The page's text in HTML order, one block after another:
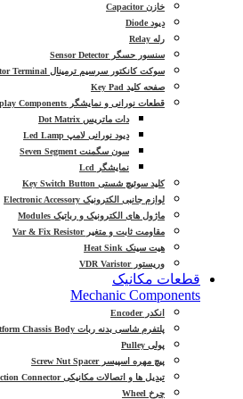
خازن Capacitor
دیود Diode
رله Relay
سنسور حسگر Sensor Detector
سوکت کانکتور سرسیم ترمینال Sucket Connector Terminal
صفحه کلید Key Pad
قطعات نورانی و نمایشگر Light & Display Components
دات ماتریس Dot Matrix
دیود نورانی لامپ Led Lamp
سون سگمنت Seven Segment
نمایشگر Lcd
کلید سوئیچ شستی Key Switch Button
لوازم جانبی الکترونیک Electronic Accessory
ماژول های الکترونیک و رباتیک Modules
مقاومت ثابت و متغیر Var & Fix Resistor
هیت سینک Heat Sink
وریستور VDR Varistor
قطعات مکانیک
Mechanic Components
انکدر Encoder
پلتفرم شاسی بدنه ربات Platform Chassis Body
پولی Pulley
پیچ مهره اسپیسر Screw Nut Spacer
تبدیل ها و اتصالات مکانیکی Junction Connector
چرخ Wheel